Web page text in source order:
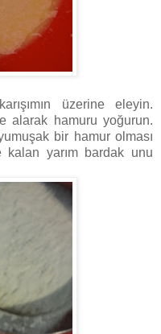
üzerine eleyin.
alarak hamuru yoğurun.
bir hamur olması
kalan yarım bardak unu